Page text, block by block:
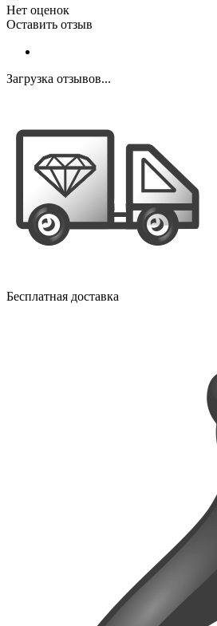
Нет оценок
Оставить отзыв
Загрузка отзывов...
Бесплатная доставка